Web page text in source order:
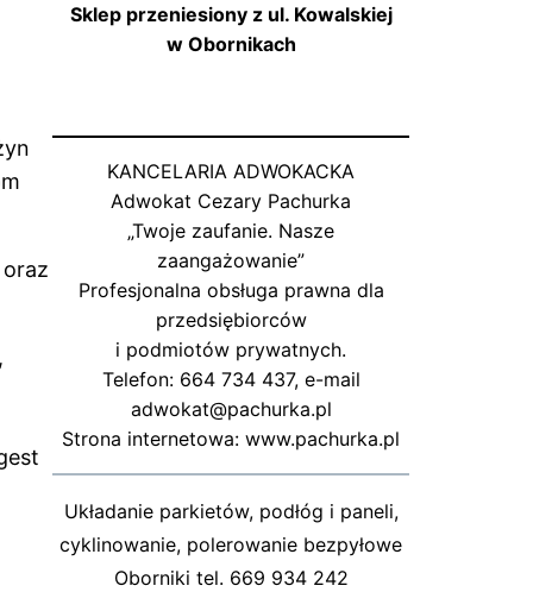
Sklep przeniesiony z ul. Kowalskiej
w Obornikach
KANCELARIA ADWOKACKA
Adwokat Cezary Pachurka
„Twoje zaufanie. Nasze
zaangażowanie”
Profesjonalna obsługa prawna dla
przedsiębiorców
i podmiotów prywatnych.
Telefon: 664 734 437, e-mail
adwokat@pachurka.pl
Strona internetowa: www.pachurka.pl
Układanie parkietów, podłóg i paneli,
cyklinowanie, polerowanie bezpyłowe
Oborniki tel. 669 934 242